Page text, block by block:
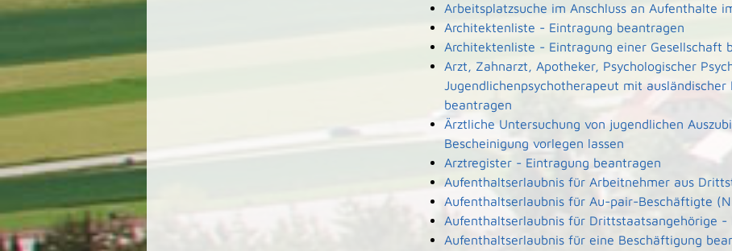
Arbeitsplatzsuche im Anschluss an Aufenthalte
Architektenliste - Eintragung beantragen
Architektenliste - Eintragung einer Gesellschaft
Arzt, Zahnarzt, Apotheker, Psychologischer
Jugendlichenpsychotherapeut mit
beantragen
Ärztliche Untersuchung von jugendlichen
Bescheinigung vorlegen lassen
Arztregister - Eintragung beantragen
Aufenthaltserlaubnis für Arbeitnehmer aus
Aufenthaltserlaubnis für Au-pair-Beschäftigte
Aufenthaltserlaubnis für Drittstaatsangehörige
Aufenthaltserlaubnis für eine Beschäftigung